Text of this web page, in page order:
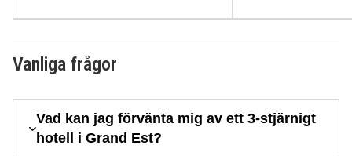
Vanliga frågor
Vad kan jag förvänta mig av ett 3-stjärnigt
hotell i Grand Est?